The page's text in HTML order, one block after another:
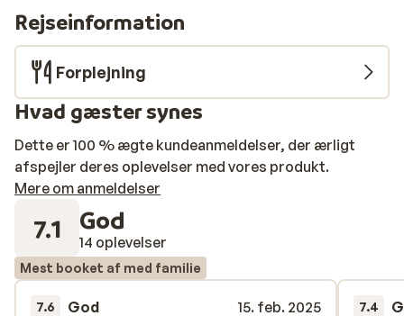
på ski tilbage til døren. Hotellet har også et
skiopbevaringsrum med skistøvlevarmer. Så du kan
tage ud på pisterne næste dag med varme fødder. Du
kan slappe af i de komfortable værelser. Værelserne
er, ligesom resten af hotellet, traditionelt og
at sidde på den store terrasse med en fantastisk
udsigt over Stevia-bjerget. Efter en dag på Sellaronda
med en 40 km lang skitur, er du sikkert klar til at sætte
tænderne i noget lækkert. Om aftenen venter der en
velsmagende 4-retters middag i Des Alpes Stuben-
restauranten. Husk at prøve en ret fra grillen, for det er
restaurantens specialitet.
Rejseinformation
Forplejning
Hvad gæster synes
Dette er 100 % ægte kundeanmeldelser, der ærligt
afspejler deres oplevelser med vores produkt.
Mere om anmeldelser
7.1 God
14 oplevelser
Mest booket af med familie
7.6 God
15. feb. 2025
7.4